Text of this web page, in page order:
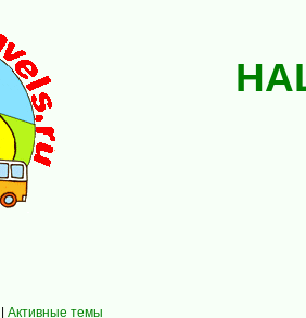
| Активные темы